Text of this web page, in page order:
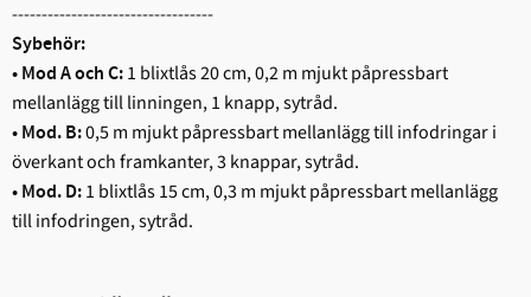
----------------------------------
Sybehör:
• Mod A och C:1 blixtlås 20 cm, 0,2 m mjukt påpressbart
mellanlägg till linningen, 1 knapp, sytråd.
• Mod. B:0,5 m mjukt påpressbart mellanlägg till infodringar i
överkant och framkanter, 3 knappar, sytråd.
• Mod. D:1 blixtlås 15 cm, 0,3 m mjukt påpressbart mellanlägg
till infodringen, sytråd.